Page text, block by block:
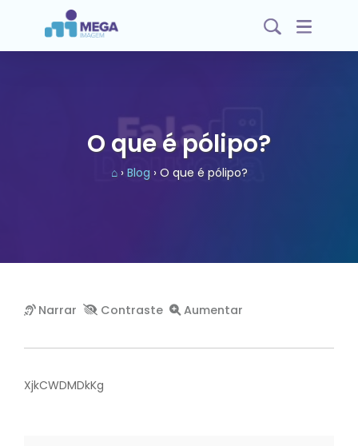
O que é pólipo?
⌂› Blog› O que é pólipo?
XjkCWDMDkKg